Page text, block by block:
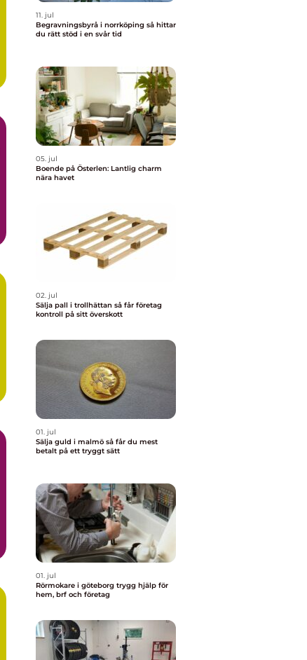
11. jul
Begravningsbyrå i norrköping så hittar
du rätt stöd i en svår tid
05. jul
Boende på Österlen: Lantlig charm
nära havet
02. jul
Sälja pall i trollhättan så får företag
kontroll på sitt överskott
01. jul
Sälja guld i malmö så får du mest
betalt på ett tryggt sätt
01. jul
Rörmokare i göteborg trygg hjälp för
hem, brf och företag